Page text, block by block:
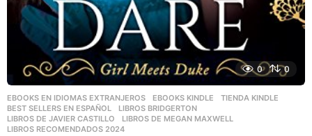
0 0
EBOOKS EN IDIOMAS EXTRANJEROS ,EBOOKS KINDLE ,TIENDA KINDLE
BEST SELLERS EN ESPAÑOL
,LIBROS BRIDGERTON
LIBROS DE JAVIER CASTILLO
,LIBROS DE MEGAN MAXWELL
LIBROS RECOMENDADOS 2024